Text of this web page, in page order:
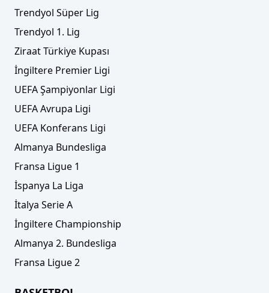
Trendyol Süper Lig
Trendyol 1. Lig
Ziraat Türkiye Kupası
İngiltere Premier Ligi
UEFA Şampiyonlar Ligi
UEFA Avrupa Ligi
UEFA Konferans Ligi
Almanya Bundesliga
Fransa Ligue 1
İspanya La Liga
İtalya Serie A
İngiltere Championship
Almanya 2. Bundesliga
Fransa Ligue 2